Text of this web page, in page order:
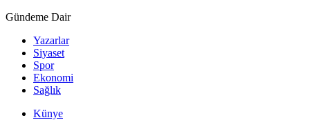
Gündeme Dair
Yazarlar
Siyaset
Spor
Ekonomi
Sağlık
Künye